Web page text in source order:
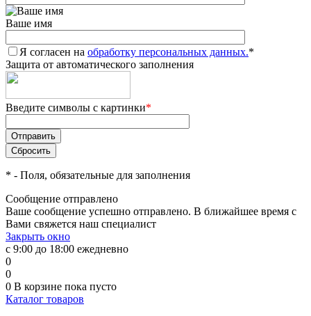
Ваше имя
Я согласен на обработку персональных данных.*
Защита от автоматического заполнения
Введите символы с картинки*
* - Поля, обязательные для заполнения
Сообщение отправлено
Ваше сообщение успешно отправлено. В ближайшее время с
Вами свяжется наш специалист
Закрыть окно
с 9:00 до 18:00 ежедневно
0
0
0 В корзине пока пусто
Каталог товаров